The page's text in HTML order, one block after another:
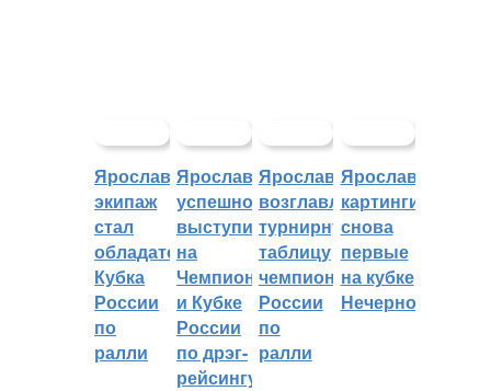
Ярославский
экипаж
стал
обладателем
Кубка
России
по
ралли
Ярославцы
успешно
выступили
на
Чемпионате
и Кубке
России
по дрэг-
рейсингу
Ярославцы
возглавляют
турнирную
таблицу
чемпионата
России
по
ралли
Ярославские
картингисты
снова
первые
на кубке
Нечерноземья